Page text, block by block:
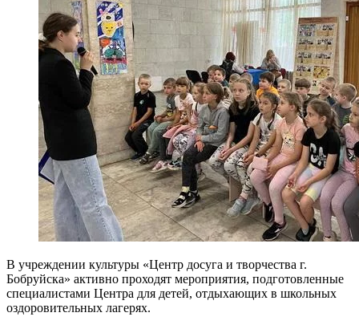
В учреждении культуры «Центр досуга и творчества г.
Бобруйска» активно проходят мероприятия, подготовленные
специалистами Центра для детей, отдыхающих в школьных
оздоровительных лагерях.